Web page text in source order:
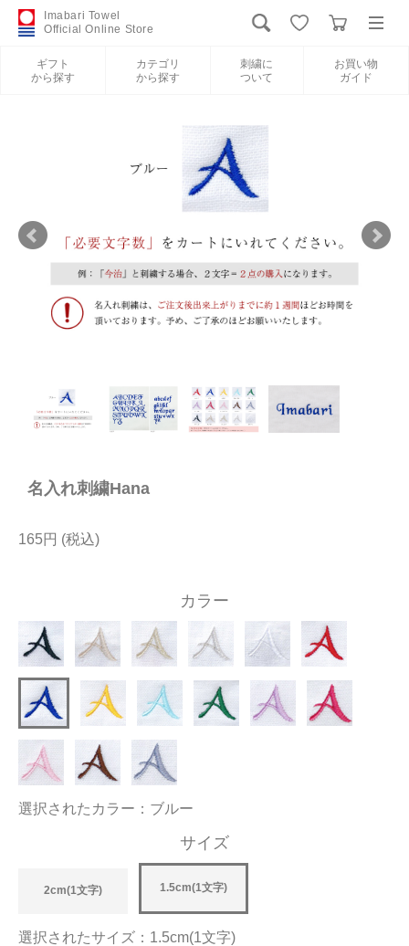
Imabari Towel
Official Online Store
ギフト
から探す
カテゴリ
から探す
刺繍に
ついて
お買い物
ガイド
新規会員登録
刺繍について
お買い物ガイド
当サイトについて
規約
お問い合わせ
名入れ刺繍Hana
165円
カラー
選択されたカラー：ブルー
サイズ
2cm(1文字) 1.5cm(1文字)
選択されたサイズ：1.5cm(1文字)